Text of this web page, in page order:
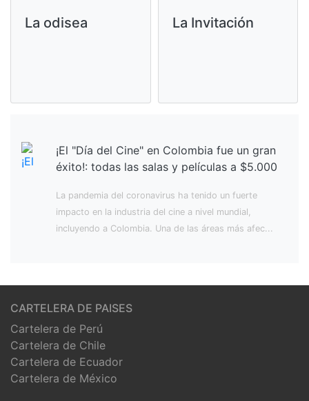
La odisea La Invitación
¡El "Día del Cine" en Colombia fue un gran
éxito!: todas las salas y películas a $5.000
La pandemia del coronavirus ha tenido un fuerte
impacto en la industria del cine a nivel mundial,
incluyendo a Colombia. Una de las áreas más afec...
CARTELERA DE PAISES
Cartelera de Perú
Cartelera de Chile
Cartelera de Ecuador
Cartelera de México